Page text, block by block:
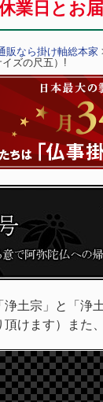
休業日と
販なら掛け軸総本家
ズの尺五）!
浄土宗」と「浄
頂けます）また